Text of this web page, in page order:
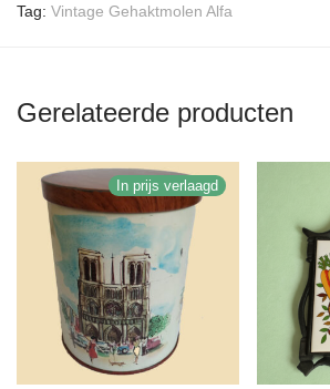
Tag: Vintage Gehaktmolen Alfa
Gerelateerde producten
In prijs verlaagd